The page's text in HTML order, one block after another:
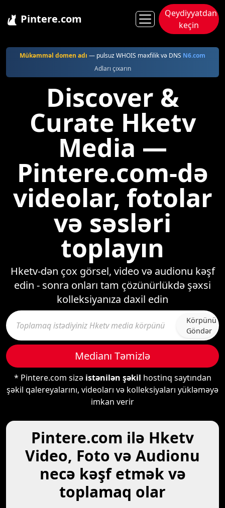
Pintere.com
Qeydiyyatdan
keçin
Mükəmməl domen adı — pulsuz WHOIS məxfilik və DNS N6.com
Adları çıxarın
Discover &
Curate Hketv
Media —
Pintere.com-də
videolar, fotolar
və səsləri
toplayın
Hketv-dən çox görsel, video və audionu kəşf
edin - sonra onları tam çözünürlükdə şəxsi
kolleksiyanıza daxil edin
Körpünü
Göndər
Medianı Təmizlə
* Pintere.com sizə istənilən şəkil hostinq saytından
şəkil qalereyalarını, videoları və kolleksiyaları yükləməyə
imkan verir
Pintere.com ilə Hketv
Video, Foto və Audionu
necə kəşf etmək və
toplamaq olar